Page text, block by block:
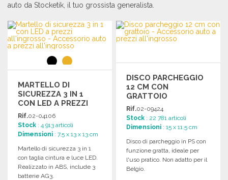
auto da Stocketik, il tuo grossista generalista.
MARTELLO DI
SICUREZZA 3 IN 1
CON LED A PREZZI
ALL'INGROSSO
Rif.02-04106
Stock : 4 913 articoli
Dimensioni : 7.5 x 13 x 13 cm
Martello di sicurezza 3 in 1
con taglia cintura e luce LED.
Realizzato in ABS, include 3
batterie AG3.
DISCO PARCHEGGIO
12 CM CON
GRATTOIO
Rif.02-09424
Stock : 22 781 articoli
Dimensioni : 15 x 11.5 cm
Disco di parcheggio in PS con
funzione gratta, ideale per
l'uso pratico. Non adatto per il
Belgio.